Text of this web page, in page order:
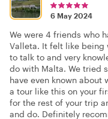
6 May 2024
We were 4 friends who
Valleta. It felt like being
to talk to and very
do with Malta. We tried
have even known
a tour like this on your
for the rest of your trip
and do. Definitely